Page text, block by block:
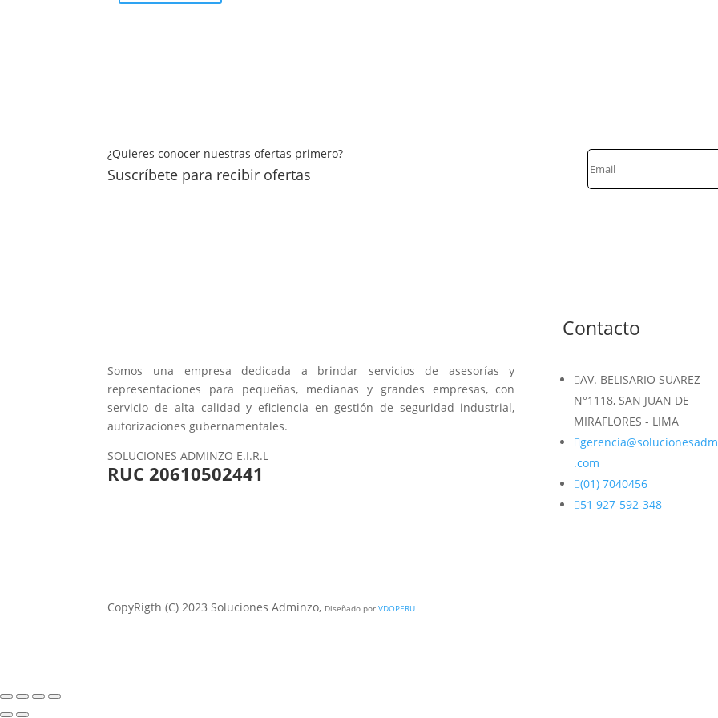
¿Quieres conocer nuestras ofertas primero?
Suscríbete para recibir ofertas
Somos una empresa dedicada a brindar servicios de asesorías y
representaciones para pequeñas, medianas y grandes empresas, con
servicio de alta calidad y eficiencia en gestión de seguridad industrial,
autorizaciones gubernamentales.
SOLUCIONES ADMINZO E.I.R.L
RUC 20610502441
Contacto
AV. BELISARIO SUAREZ
N°1118, SAN JUAN DE
MIRAFLORES - LIMA

.com
(01) 7040456
51 927-592-348
CopyRigth (C) 2023 Soluciones Adminzo, Diseñado porVDOPERU